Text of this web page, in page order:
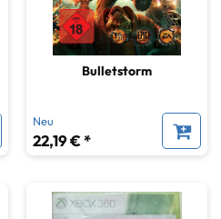
Bulletstorm
Neu
22,19 € *